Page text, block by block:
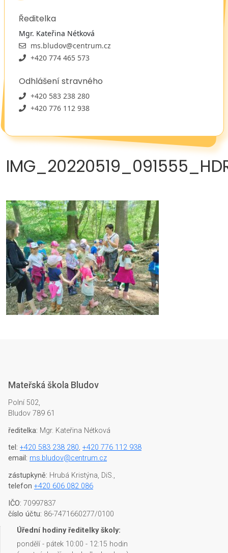
Ředitelka
Mgr. Kateřina Nétková
ms.bludov@centrum.cz
+420 774 465 573
Odhlášení stravného
+420 583 238 280
+420 776 112 938
Mateřská škola Bludov
Polní 502,
Bludov 789 61
ředitelka: Mgr. Kateřina Nétková
tel: +420 583 238 280, +420 776 112 938
email: ms.bludov@centrum.cz
zástupkyně: Hrubá Kristýna, DiS.,
telefon +420 606 082 086
IČO: 70997837
číslo účtu: 86-7471660277/0100
Úřední hodiny ředitelky školy:
pondělí - pátek 10:00 - 12:15 hodin